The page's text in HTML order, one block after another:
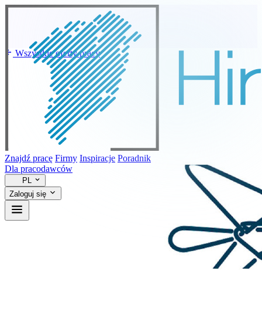
Znajdź pracę Firmy Inspiracje Poradnik
Dla pracodawców
PL
Zaloguj się
Wszystkie oferty pracy